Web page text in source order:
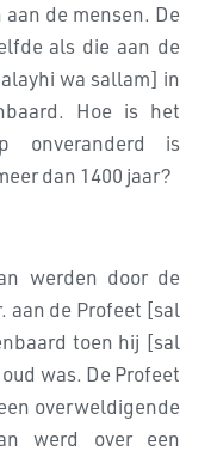
de mensen. De
als die aan de
wa sallam] in
Hoe is het
onveranderd is
dan 1400 jaar?
werden door de
aan de Profeet [sal
toen hij [sal
was. De Profeet
overweldigende
werd over een